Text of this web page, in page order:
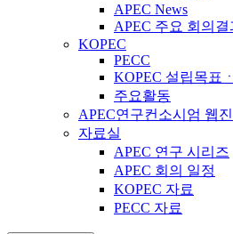
APEC News
APEC 주요 회의결
KOPEC
PECC
KOPEC 설립목표
주요활동
APEC연구컨소시엄 웹진
자료실
APEC 연구 시리즈
APEC 회의 일정
KOPEC 자료
PECC 자료